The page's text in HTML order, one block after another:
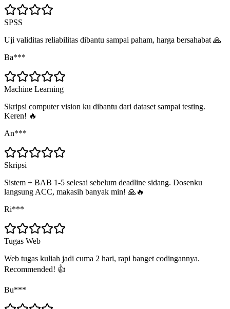
SPSS
Uji validitas reliabilitas dibantu sampai paham, harga bersahabat 🙏
Ba***
Machine Learning
Skripsi computer vision ku dibantu dari dataset sampai testing.
Keren! 🔥
An***
Skripsi
Sistem + BAB 1-5 selesai sebelum deadline sidang. Dosenku
langsung ACC, makasih banyak min! 🙏🔥
Ri***
Tugas Web
Web tugas kuliah jadi cuma 2 hari, rapi banget codingannya.
Recommended! 👍
Bu***